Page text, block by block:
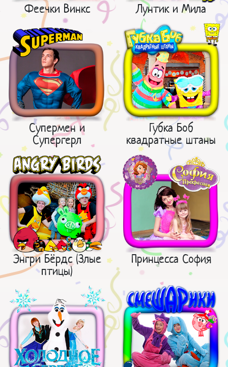
Феечки Винкс Лунтик и Мила
Супермен и
Супергерл
Губка Боб
квадратные штаны
Энгри Бёрдс (Злые
птицы)
Принцесса София